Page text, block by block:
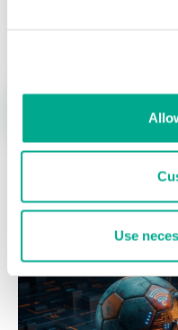
Use
ÚLTIMAS